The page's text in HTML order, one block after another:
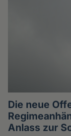
Die neue
Anlass zur